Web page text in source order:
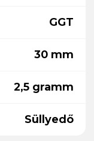
GGT
30 mm
2,5 gramm
Süllyedő